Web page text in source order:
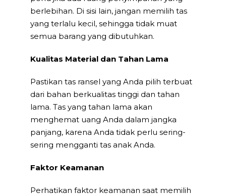
berlebihan. Di sisi lain, jangan memilih tas
yang terlalu kecil, sehingga tidak muat
semua barang yang dibutuhkan.
Kualitas Material dan Tahan Lama
Pastikan tas ransel yang Anda pilih terbuat
dari bahan berkualitas tinggi dan tahan
lama. Tas yang tahan lama akan
menghemat uang Anda dalam jangka
panjang, karena Anda tidak perlu sering-
sering mengganti tas anak Anda.
Faktor Keamanan
Perhatikan faktor keamanan saat memilih